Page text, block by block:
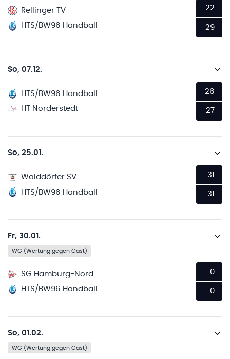
Rellinger TV
HTS/BW96 Handball
22
29
So, 07.12.
HTS/BW96 Handball
HT Norderstedt
26
27
So, 25.01.
Walddörfer SV
HTS/BW96 Handball
31
31
Fr, 30.01.
WG (Wertung gegen Gast)
SG Hamburg-Nord
HTS/BW96 Handball
0
0
So, 01.02.
WG (Wertung gegen Gast)